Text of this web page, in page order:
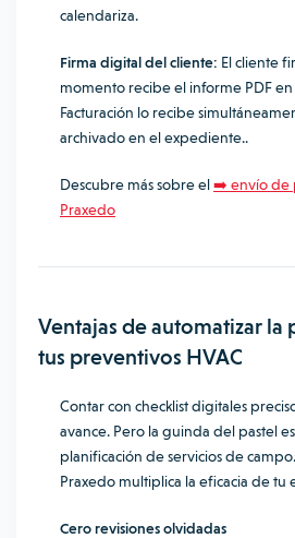
calendariza.
Firma digital del cliente: El cliente
momento recibe el informe PDF en
Facturación lo recibe
archivado en el expediente..
Descubre más sobre el➡️ envío de
Praxedo
Ventajas de automatizar la
tus preventivos HVAC
Contar con checklist digitales
avance. Pero la guinda del pastel
planificación de servicios de
Praxedo multiplica la eficacia de tu
Cero revisiones olvidadas